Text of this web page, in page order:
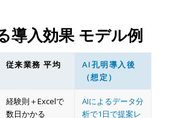
導入効果 モデル例
従来業務 平均
AI孔明導入後
（想定）
経験則＋Excelで
数日かかる
AIによるデータ分
析で1日で提案レ